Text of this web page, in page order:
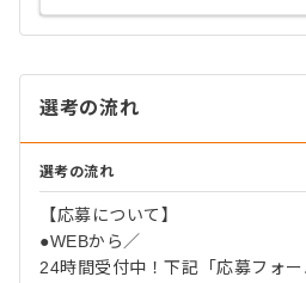
選考の流れ
選考の流れ
【応募について】
●WEBから／
24時間受付中！下記「応募フォ